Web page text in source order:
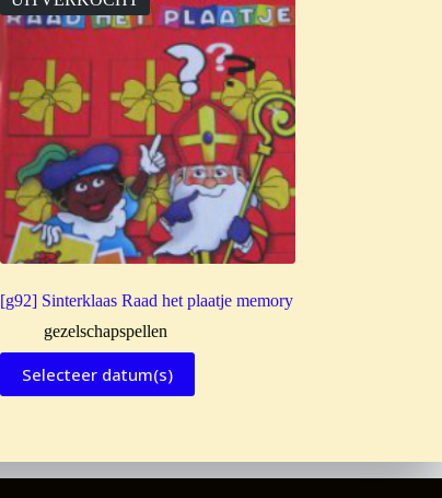
[g92] Sinterklaas Raad het plaatje memory
gezelschapspellen
Selecteer datum(s)